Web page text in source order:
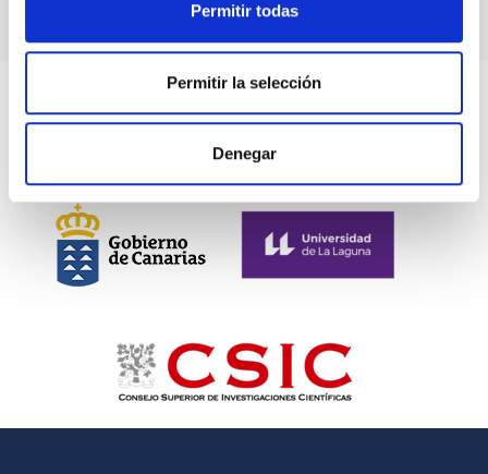
Permitir todas
Permitir la selección
Denegar